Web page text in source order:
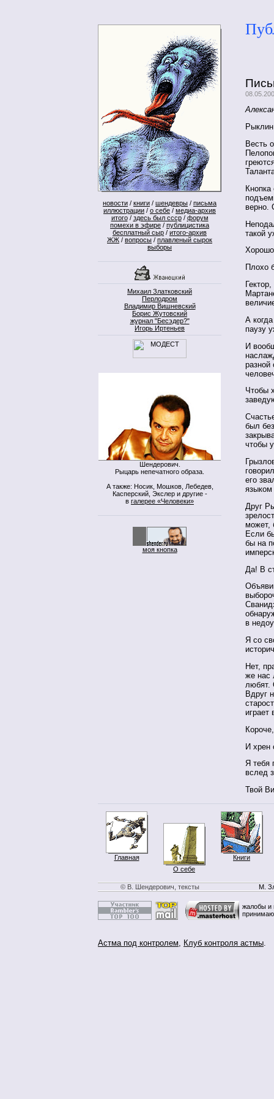
новости / книги / шендевры / письма
иллюстрации / о себе / медиа-архив
итого/ здесь был ссср/ форум
помехи в эфире / публицистика
бесплатный сыр / итого-архив
ЖЖ / вопросы / плавленый сырок
выборы
Михаил Златковский
Перлодром
Владимир Вишневский
Борис Жутовский
журнал "Бесэдер?"
Игорь Иртеньев
Шендерович.
Рыцарь непечатного образа.
А также: Носик, Мошков, Лебедев,
Касперский, Экслер и другие -
в галерее «Человеки»
моя кнопка
Весть
верно.
такой
Плохо
А
паузу
И
разной
Чтобы
был
чтобы
его
языком
Друг
может,
Если
бы на
Да! В
в
Я со
Нет,
же нас
любят.
Вдруг
играет
И хрен
Я тебя
вслед
Твой
Главная
О себе
Книги
© В. Шендерович, тексты М.
жалобы и
Астма под контролем, Клуб контроля астмы.